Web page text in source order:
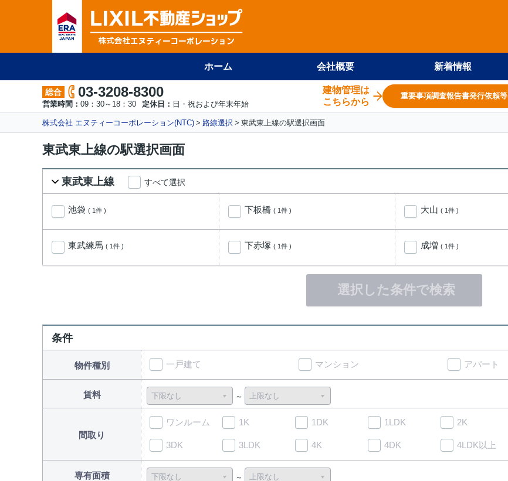
ホーム 会社概要 新着情報
総合 03-3208-8300
営業時間： 09：30～18：30 定休日： 日・祝および年末年始
建物管理は
こちらから
重要事項調査報告書発行依頼等
株式会社 エヌティーコーポレーション(NTC) 路線選択 東武東上線の駅選択画面
東武東上線の駅選択画面
東武東上線 すべて選択
池袋 ( 1件 ) 下板橋 ( 1件 ) 大山 ( 1件 )
東武練馬 ( 1件 ) 下赤塚 ( 1件 ) 成増 ( 1件 )
選択した条件で検索
条件
物件種別 一戸建て マンション アパート
賃料
間取り
ワンルーム 1K 1DK 1LDK 2K
3DK 3LDK 4K 4DK 4LDK以上
専有面積